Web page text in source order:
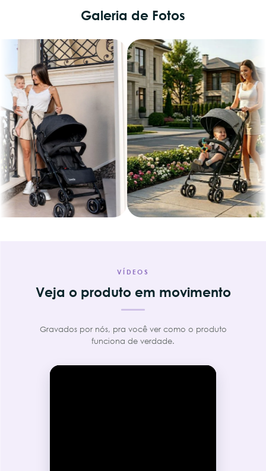
Galeria de Fotos
VÍDEOS
Veja o produto em movimento
Gravados por nós, pra você ver como o produto
funciona de verdade.